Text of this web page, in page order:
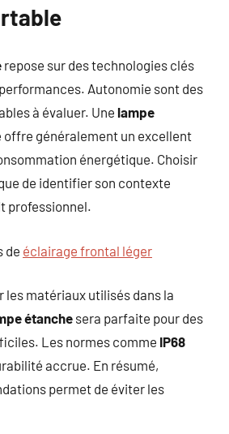
repose sur des technologies clés
Autonomie sont des
à évaluer. Unelampe
offre généralement un excellent
énergétique. Choisir
de identifier son contexte
professionnel.
de éclairage frontal léger
les matériaux utilisés dans la
étanchesera parfaite pour des
Les normes comme IP68
accrue. En résumé,
permet de éviter les